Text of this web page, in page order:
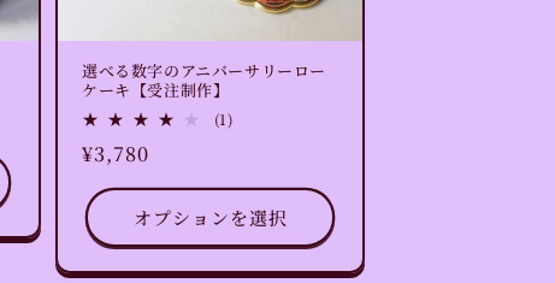
選べる数字のアニバーサリーロー
ケーキ【受注制作】
(1)1
ー
数
の
合
計
通
価
格
¥3,780
オプションを選択